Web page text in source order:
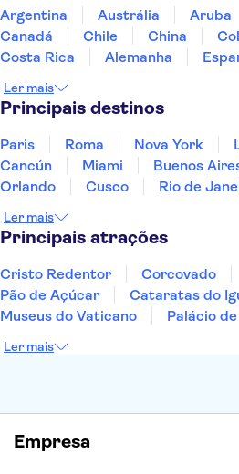
Amboise Castle
Catedral de
Argentina Austrália Aruba
Canadá
Chile China
Costa Rica
Alemanha
Panamá
Peru
Ler mais
Principais destinos
Paris Roma Nova York
Cancún
Miami Buenos
Orlando
Cusco Rio de
Fernando de Noronha
Ler mais
Principais atrações
Cristo Redentor Corcovado
Pão de Açúcar
Cataratas do
Museus do Vaticano
Palácio
Museu do Louvre
Ler mais
Empresa